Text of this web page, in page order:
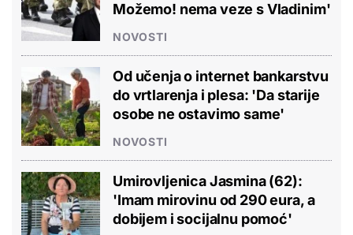
Možemo! nema veze s Vladinim'
NOVOSTI
Od učenja o internet bankarstvu
do vrtlarenja i plesa: 'Da starije
osobe ne ostavimo same'
NOVOSTI
Umirovljenica Jasmina (62):
'Imam mirovinu od 290 eura, a
dobijem i socijalnu pomoć'